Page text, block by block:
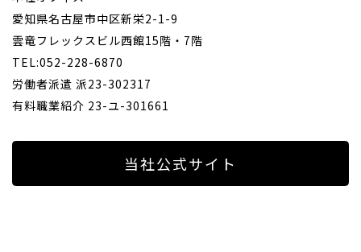
愛知県名古屋市中区新栄2-1-9
雲竜フレックスビル西館15階・7階
TEL:052-228-6870
労働者派遣 派23-302317
有料職業紹介 23-ユ-301661
当社公式サイト